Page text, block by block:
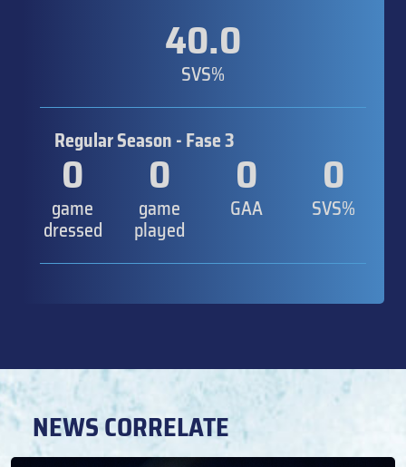
40.0
SVS%
Regular Season - Fase 3
0
game
dressed
0
game
played
0
GAA
0
SVS%
NEWS CORRELATE